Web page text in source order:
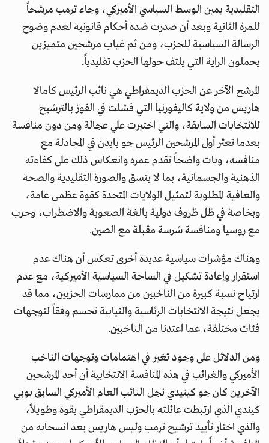
التقليدية يمين الوسط السياسي الأميركي، وجاء ترمب مرشحاً
للمرة الثانية وبعد أن صدرت ضده أحكام قانونية لعدم وضوح
الرسالة السياسية للحزب، ومن ثم غياب مرشحين متميزين
يحملون الراية التي يلتف حولها الحزب تقليدياً.
المرشح الآخر عن الحزب الديمقراطي هي نائب الرئيس كامالا
هاريس من ولاية كاليفورنيا التي فشلت في الفوز بالترشيح
للانتخابات السابقة، والتي اختيرت علي عجالة ومن دون منافسة
بعدما تعثر أول المرشحين الرئيس جو بايدن في المجادلة مع
منافسه، وبات واضحاً تقدم عمره وانعكاس ذلك على كفاءته
الذهنية والجسمانية، بما لا يتسق والصورة التقليدية والصحة
والعافية المطلوبة لتمثيل الولايات المتحدة كقوة عظمى عامة،
وبخاصة في ظل ظروف دولية بالغة الصعوبة والاضطراب، وحرب
مع روسيا ومنافسة شرسة مقبلة مع الصين.
وهناك مؤشرات سياسية عديدة أخرى تعكس أن هناك عدم
استقرار وإعادة تشكيل في الساحة السياسية الأميركية، مع عدم
ارتياح نسبة كبيرة من الناخبين من ممارسات الحزبين، مما قد
يجعل نتيجة الانتخابات الرئاسية والنيابية تحسم وفقاً لتوجهات
فئات مختلفة، عما اعتدنا من الناخبين.
ومن الدلائل على وجود تغير في اهتمامات وتوجهات الناخب
الأميركي والغرائب في هذه المنافسة الانتخابية أن أحد المرشحين
الآخرين كان جو كينيدي نجل النائب العام الأميركي السابق بوبي
كيندي الذي ارتبطت عائلته بالحزب الديمقراطي بقوة وطويلاً،
والذي اختار تأييد ترشيح ترمب وليس هاريس بعد انسحابه من